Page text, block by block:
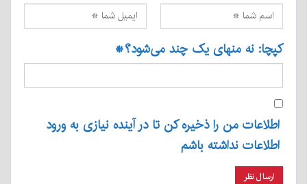
کپچا: نه منهای یک چند می‌شود؟*
اطلاعات من را ذخیره کن تا در آینده نیازی به ورود
اطلاعات نداشته باشم